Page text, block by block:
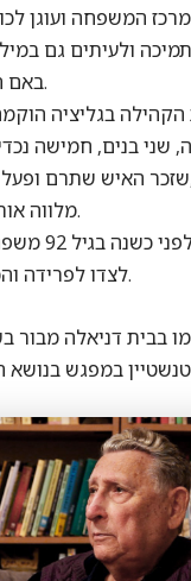
מרכז המשפחה ועוגן
ולעיתים גם
באם היה נידרש.
הקהילה בגליציה
שני בנים, חמישה
האיש שתרם
מלווה אותנו יום יום.
עם פטירתו
לצדו לפרידה והכרת תודה.
במפגש